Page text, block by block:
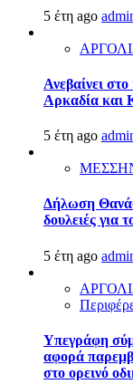
5 έτη ago
Ανεβαίνει
Αρκαδία και
5 έτη ago
Δήλωση
δουλειές για
5 έτη ago
Υπεγράφη
αφορά
στο ορεινό